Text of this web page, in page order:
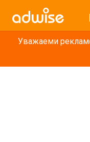
Уважаеми